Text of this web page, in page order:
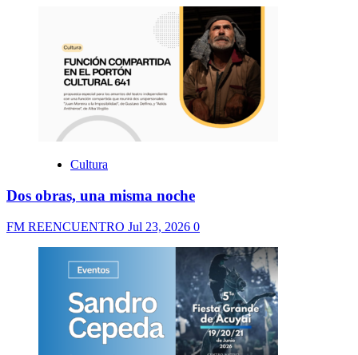
Cultura
Dos obras, una misma noche
FM REENCUENTRO Jul 23, 2026 0